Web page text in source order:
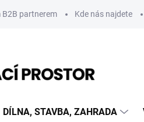
B2B partnerem Kde nás najdete
DÍLNA, STAVBA, ZAHRADA